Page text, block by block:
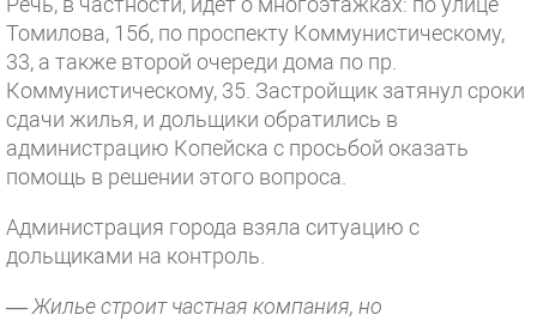
Томилова, 15б, по проспекту Коммунистическому,
33, а также второй очереди дома по пр.
Коммунистическому, 35. Застройщик затянул сроки
сдачи жилья, и дольщики обратились в
администрацию Копейска с просьбой оказать
помощь в решении этого вопроса.
Администрация города взяла ситуацию с
дольщиками на контроль.
—Жилье строит частная компания, но